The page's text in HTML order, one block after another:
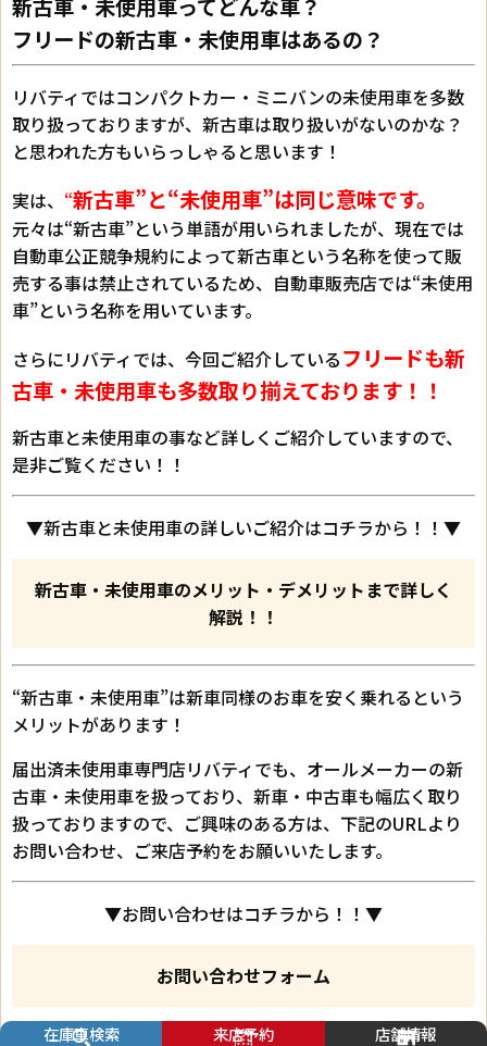
新古車・未使用車ってどんな車？
フリードの新古車・未使用車はあるの？
リバティではコンパクトカー・ミニバンの未使用車を多数
取り扱っておりますが、新古車は取り扱いがないのかな？
と思われた方もいらっしゃると思います！
実は、 “新古車”と“未使用車”は同じ意味です。
元々は“新古車”という単語が用いられましたが、現在では
自動車公正競争規約によって新古車という名称を使って販
売する事は禁止されているため、自動車販売店では“未使用
車”という名称を用いています。
さらにリバティでは、今回ご紹介しているフリードも新
古車・未使用車も多数取り揃えております！！
新古車と未使用車の事など詳しくご紹介していますので、
是非ご覧ください！！
▼新古車と未使用車の詳しいご紹介はコチラから！！▼
新古車・未使用車のメリット・デメリットまで詳しく
解説！！
“新古車・未使用車”は新車同様のお車を安く乗れるという
メリットがあります！
届出済未使用車専門店リバティでも、オールメーカーの新
古車・未使用車を扱っており、新車・中古車も幅広く取り
扱っておりますので、ご興味のある方は、下記のURLより
お問い合わせ、ご来店予約をお願いいたします。
▼お問い合わせはコチラから！！▼
お問い合わせフォーム
▼ご来店予約はコチラから！！▼
在庫車検索 来店予約 店舗情報